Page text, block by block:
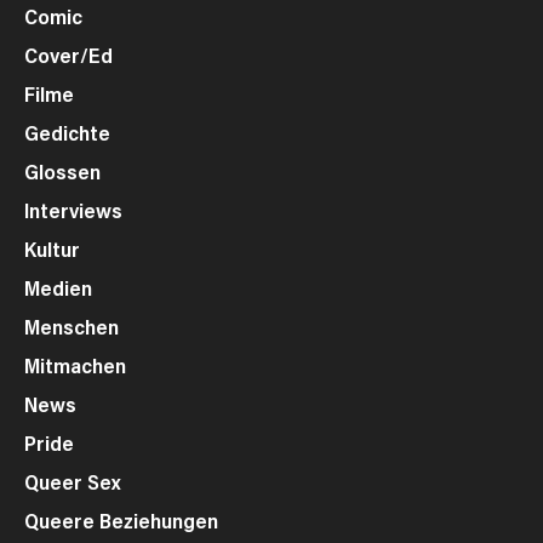
Comic
Cover/Ed
Filme
Gedichte
Glossen
Interviews
Kultur
Medien
Menschen
Mitmachen
News
Pride
Queer Sex
Queere Beziehungen